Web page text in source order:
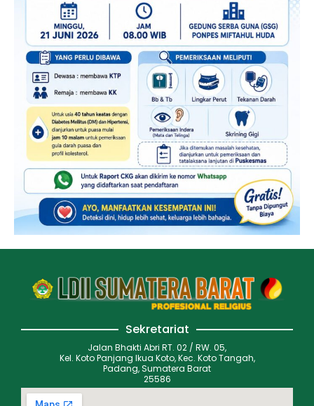
Sekretariat
Jalan Bhakti Abri RT. 02 / RW. 05,
Kel. Koto Panjang Ikua Koto, Kec. Koto Tangah,
Padang, Sumatera Barat
25586